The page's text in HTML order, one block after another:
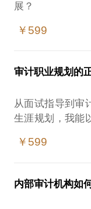
展？
3.审计总是得罪
5.如何走出审计
.......
学员称为教练式
有趣：将复杂的
析，化繁为简、
有效：学员反馈
￥599
审计职业规划的
从面试指导到审
生涯规划，我能
你成为你做梦
1.个人特征。我
2.专业选择。大
￥599
内部审计机构如